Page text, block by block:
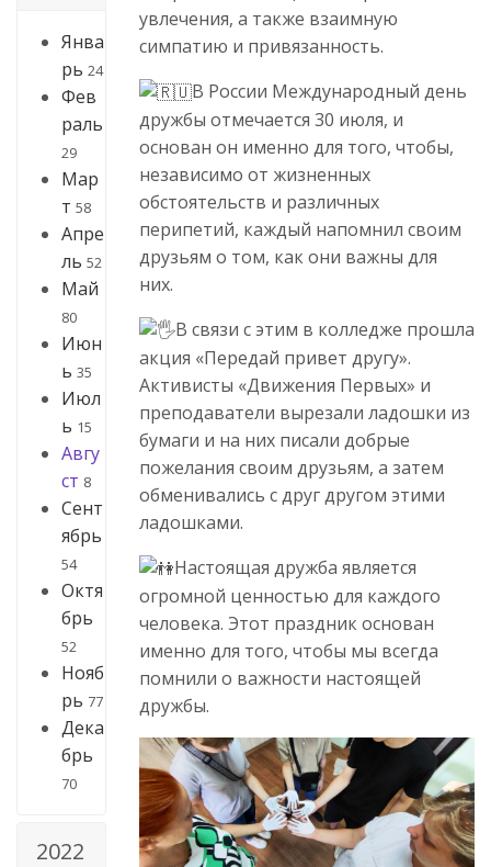
Янва
рь 24
Фев
раль
29
Мар
т 58
Апре
ль 52
Май
80
Июн
ь 35
Июл
ь 15
Авгу
ст 8
Сент
ябрь
54
Октя
брь
52
Нояб
рь 77
Дека
брь
70
2022
увлечения, а также взаимную
симпатию и привязанность.
В России Международный день
дружбы отмечается 30 июля, и
основан он именно для того, чтобы,
независимо от жизненных
обстоятельств и различных
перипетий, каждый напомнил своим
друзьям о том, как они важны для
них.
В связи с этим в колледже прошла
акция «Передай привет другу».
Активисты «Движения Первых» и
преподаватели вырезали ладошки из
бумаги и на них писали добрые
пожелания своим друзьям, а затем
обменивались с друг другом этими
ладошками.
Настоящая дружба является
огромной ценностью для каждого
человека. Этот праздник основан
именно для того, чтобы мы всегда
помнили о важности настоящей
дружбы.